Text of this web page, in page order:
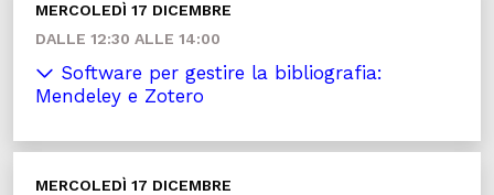
MERCOLEDÌ 17 DICEMBRE
DALLE 12:30 ALLE 14:00
Software per gestire la bibliografia:
Mendeley e Zotero
MERCOLEDÌ 17 DICEMBRE